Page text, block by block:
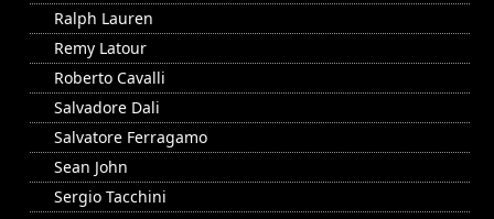
Ralph Lauren
Remy Latour
Roberto Cavalli
Salvadore Dali
Salvatore Ferragamo
Sean John
Sergio Tacchini